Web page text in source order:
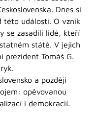
Dnes si
této události. O vznik
se zasadili lidé, kteří
státě. V jejich
prezident Tomáš G.
a později
opěvovanou
i demokracií.